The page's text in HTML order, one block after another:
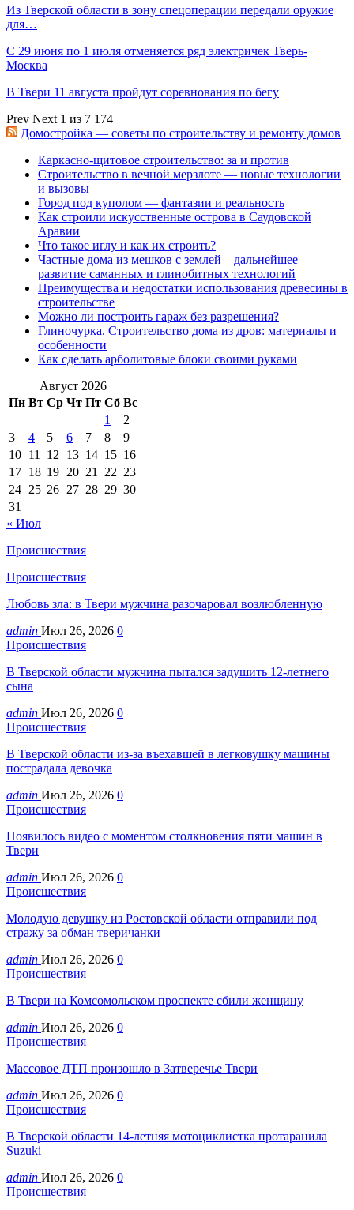
Из Тверской области в зону спецоперации передали оружие
для…
С 29 июня по 1 июля отменяется ряд электричек Тверь-
Москва
В Твери 11 августа пройдут соревнования по бегу
Prev Next 1 из 7 174
Домостройка — советы по строительству и ремонту домов
Каркасно-щитовое строительство: за и против
Строительство в вечной мерзлоте — новые технологии
и вызовы
Город под куполом — фантазии и реальность
Как строили искусственные острова в Саудовской
Аравии
Что такое иглу и как их строить?
Частные дома из мешков с землей – дальнейшее
развитие саманных и глинобитных технологий
Преимущества и недостатки использования древесины в
строительстве
Можно ли построить гараж без разрешения?
Глиночурка. Строительство дома из дров: материалы и
особенности
Как сделать арболитовые блоки своими руками
Август 2026
Пн Вт Ср Чт Пт Сб Вс
1
2
3
4 5 6 7 8
9
10 11 12 13 14 15 16
17 18 19 20 21 22 23
24 25 26 27 28 29 30
31
« Июл
Происшествия
Происшествия
Любовь зла: в Твери мужчина разочаровал возлюбленную
admin Июл 26, 2026 0
Происшествия
В Тверской области мужчина пытался задушить 12-летнего
сына
admin Июл 26, 2026 0
Происшествия
В Тверской области из-за въехавшей в легковушку машины
пострадала девочка
admin Июл 26, 2026 0
Происшествия
Появилось видео с моментом столкновения пяти машин в
Твери
admin Июл 26, 2026 0
Происшествия
Молодую девушку из Ростовской области отправили под
стражу за обман тверичанки
admin Июл 26, 2026 0
Происшествия
В Твери на Комсомольском проспекте сбили женщину
admin Июл 26, 2026 0
Происшествия
Массовое ДТП произошло в Затверечье Твери
admin Июл 26, 2026 0
Происшествия
В Тверской области 14-летняя мотоциклистка протаранила
Suzuki
admin Июл 26, 2026 0
Происшествия